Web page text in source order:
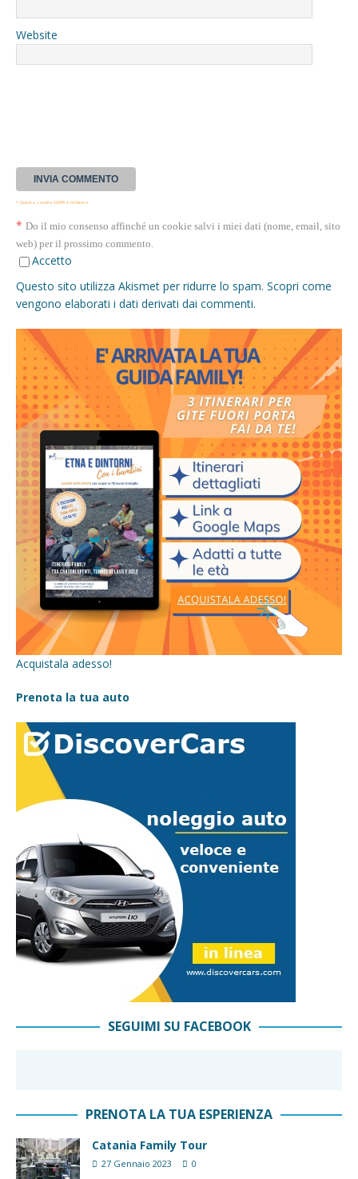
Website
* Questa casella GDPR è richiesta
* Do il mio consenso affinché un cookie salvi i miei dati (nome, email, sito
web) per il prossimo commento.
Accetto
Questo sito utilizza Akismet per ridurre lo spam. Scopri come
vengono elaborati i dati derivati dai commenti.
Acquistala adesso!
Prenota la tua auto
SEGUIMI SU FACEBOOK
PRENOTA LA TUA ESPERIENZA
Catania Family Tour
27 Gennaio 2023 0